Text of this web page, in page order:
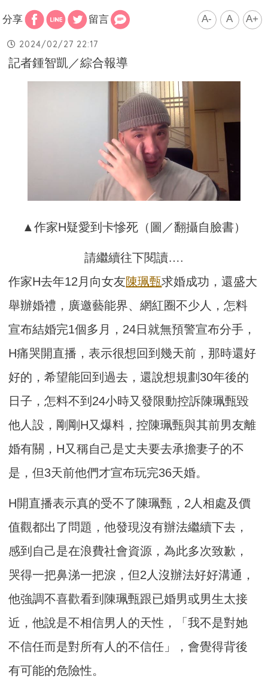
分享 留言 A- A A+
2024/02/27 22:17
記者鍾智凱／綜合報導
▲作家H疑愛到卡慘死（圖／翻攝自臉書）
請繼續往下閱讀….
作家H去年12月向女友陳珮甄求婚成功，還盛大
舉辦婚禮，廣邀藝能界、網紅圈不少人，怎料
宣布結婚完1個多月，24日就無預警宣布分手，
H痛哭開直播，表示很想回到幾天前，那時還好
好的，希望能回到過去，還說想規劃30年後的
日子，怎料不到24小時又發限動控訴陳珮甄毀
他人設，剛剛H又爆料，控陳珮甄與其前男友離
婚有關，H又稱自己是丈夫要去承擔妻子的不
是，但3天前他們才宣布玩完36天婚。
H開直播表示真的受不了陳珮甄，2人相處及價
值觀都出了問題，他發現沒有辦法繼續下去，
感到自己是在浪費社會資源，為此多次致歉，
哭得一把鼻涕一把淚，但2人沒辦法好好溝通，
他強調不喜歡看到陳珮甄跟已婚男或男生太接
近，他說是不相信男人的天性，「我不是對她
不信任而是對所有人的不信任」，會覺得背後
有可能的危險性。